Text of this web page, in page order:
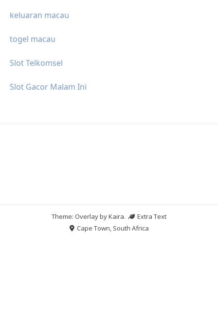
keluaran macau
togel macau
Slot Telkomsel
Slot Gacor Malam Ini
Theme: Overlay byKaira.
Extra Text
Cape Town, South Africa